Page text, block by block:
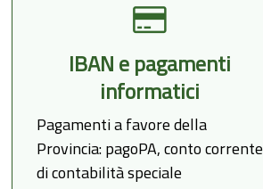
IBAN e pagamenti
informatici
Pagamenti a favore della
Provincia: pagoPA, conto corrente
di contabilità speciale